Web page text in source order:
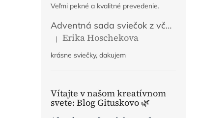
Veľmi pekné a kvalitné prevedenie.
Adventná sada sviečok z včelieho vosku | Mier, Viera, Láska, Nádej | Prírodný adventný veniec
Hodnotenie produktu je 5 z 5 hviezdičiek.
| Erika Hoschekova
krásne sviečky, dakujem
Vítajte v našom kreatívnom
svete: Blog Gituskovo 🌿